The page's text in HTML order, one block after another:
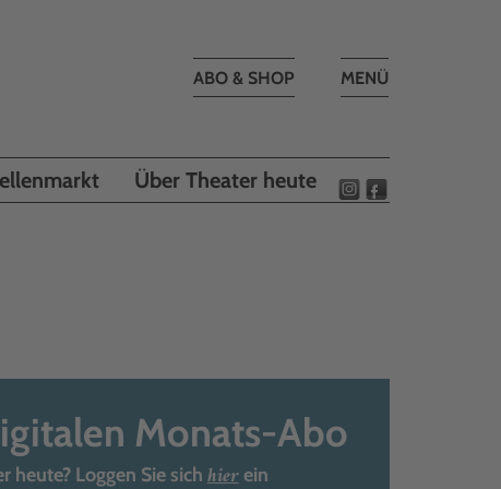
Toggle
MENÜ
ABO & SHOP
Über Theater heute
Monats-Abo
heute? Loggen Sie sich hierein